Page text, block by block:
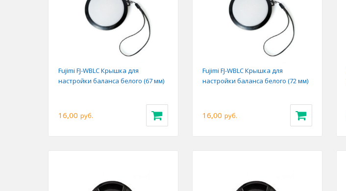
Fujimi FJ-WBLC Крышка для
настройки баланса белого (67 мм)
16,00 руб.
Fujimi FJ-WBLC Крышка для
настройки баланса белого (72 мм)
16,00 руб.